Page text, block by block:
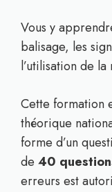
Vous y
balisage, les
l’utilisation de
Cette formation
théorique
forme d’un
de 40
erreurs est